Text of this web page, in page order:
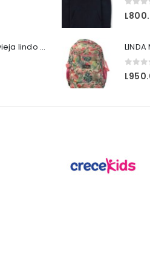
Vestido rosa vieja lindo casual.
L
LINDA
L